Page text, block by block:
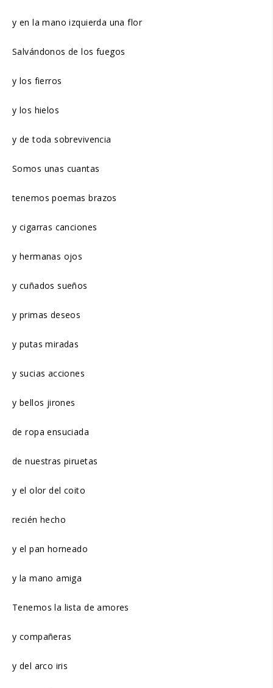
y en la mano izquierda una flor
Salvándonos de los fuegos
y los fierros
y los hielos
y de toda sobrevivencia
Somos unas cuantas
tenemos poemas brazos
y cigarras canciones
y hermanas ojos
y cuñados sueños
y primas deseos
y putas miradas
y sucias acciones
y bellos jirones
de ropa ensuciada
de nuestras piruetas
y el olor del coito
recién hecho
y el pan horneado
y la mano amiga
Tenemos la lista de amores
y compañeras
y del arco iris